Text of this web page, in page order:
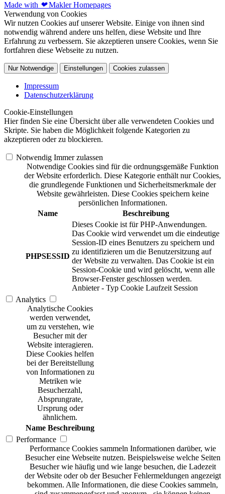
Made with ❤Makler Homepages
Verwendung von Cookies
Wir nutzen Cookies auf unserer Website. Einige von ihnen sind
notwendig während andere uns helfen, diese Website und Ihre
Erfahrung zu verbessern. Sie akzeptieren unsere Cookies, wenn Sie
fortfahren diese Webseite zu nutzen.
Nur Notwendige Einstellungen Cookies zulassen
Impressum
Datenschutzerklärung
Cookie-Einstellungen
Hier finden Sie eine Übersicht über alle verwendeten Cookies und
Skripte. Sie haben die Möglichkeit folgende Kategorien zu
akzeptieren oder zu blockieren.
Notwendig Immer zulassen
Notwendige Cookies sind für die ordnungsgemäße Funktion
der Website erforderlich. Diese Kategorie enthält nur Cookies,
die grundlegende Funktionen und Sicherheitsmerkmale der
Website gewährleisten. Diese Cookies speichern keine
persönlichen Informationen.
Name
Beschreibung
PHPSESSID
Dieses Cookie ist für PHP-Anwendungen.
Das Cookie wird verwendet um die eindeutige
Session-ID eines Benutzers zu speichern und
zu identifizieren um die Benutzersitzung auf
der Website zu verwalten. Das Cookie ist ein
Session-Cookie und wird gelöscht, wenn alle
Browser-Fenster geschlossen werden.
Anbieter - Typ Cookie Laufzeit Session
Analytics
Analytische Cookies
werden verwendet,
um zu verstehen, wie
Besucher mit der
Website interagieren.
Diese Cookies helfen
bei der Bereitstellung
von Informationen zu
Metriken wie
Besucherzahl,
Absprungrate,
Ursprung oder
ähnlichem.
Name Beschreibung
Performance
Performance Cookies sammeln Informationen darüber, wie
Besucher eine Webseite nutzen. Beispielsweise welche Seiten
Besucher wie häufig und wie lange besuchen, die Ladezeit
der Website oder ob der Besucher Fehlermeldungen angezeigt
bekommen. Alle Informationen, die diese Cookies sammeln,